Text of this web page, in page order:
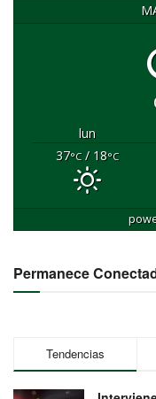
lun
37°C/ 18°C
Permanece
Tendencias